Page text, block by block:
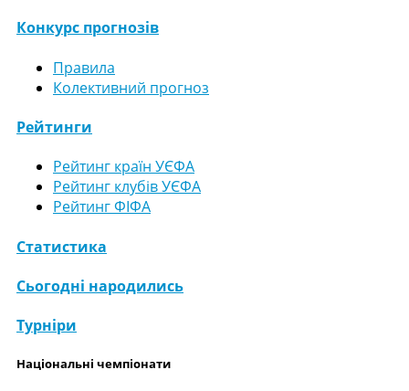
Конкурс прогнозів
Правила
Колективний прогноз
Рейтинги
Рейтинг країн УЄФА
Рейтинг клубів УЄФА
Рейтинг ФІФА
Статистика
Сьогодні народились
Турніри
Національні чемпіонати